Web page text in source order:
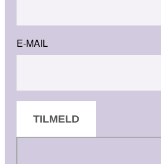
E-MAIL
TILMELD